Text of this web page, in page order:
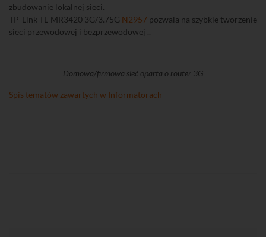
zbudowanie lokalnej sieci.
TP-Link TL-MR3420 3G/3.75G N2957 pozwala na szybkie tworzenie
sieci przewodowej i bezprzewodowej ..
Domowa/firmowa sieć oparta o router 3G
Spis tematów zawartych w Informatorach